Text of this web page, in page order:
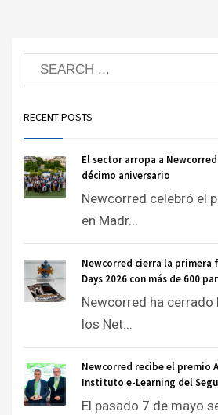
RECENT POSTS
El sector arropa a
décimo aniversario
Newcorred celebró el
en Madr...
Newcorred cierra la primera
Days 2026 con más de 600
Newcorred ha
los Net...
Newcorred recibe el premio
Instituto e-Learning del
El pasado 7 de mayo